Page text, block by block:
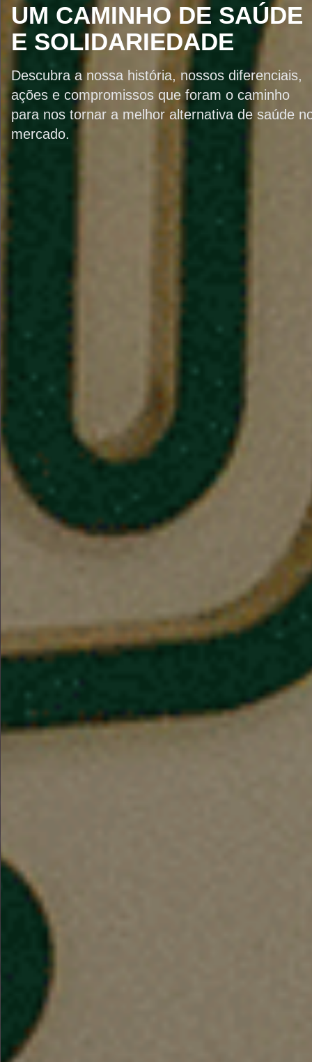
UM CAMINHO DE SAÚDE
E SOLIDARIEDADE
Descubra a nossa história, nossos diferenciais,
ações e compromissos que foram o caminho
para nos tornar a melhor alternativa de saúde
mercado.